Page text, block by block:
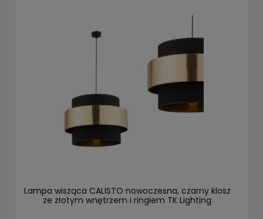
Lampa wisząca CALISTO nowoczesna, czarny klosz
ze złotym wnętrzem i ringiem TK Lighting